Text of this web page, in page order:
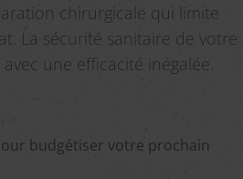
chirurgicale qui limite
La sécurité sanitaire de votre
une efficacité inégalée.
budgétiser votre prochain